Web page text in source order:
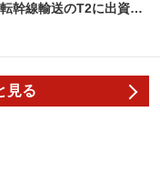
幹線輸送のT2に出資…
見る